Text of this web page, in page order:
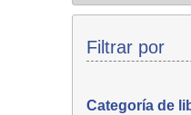
Filtrar por
Categoría de